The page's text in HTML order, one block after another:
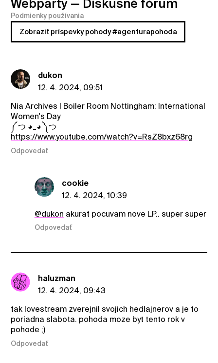
Webparty — Diskusné fórum
Podmienky používania
Zobraziť príspevky pohody #agenturapohoda
dukon
12. 4. 2024, 09:51
Nia Archives | Boiler Room Nottingham: International
Women's Day
༼ つ ◕_◕ ༽つ
https://www.youtube.com/watch?v=RsZ8bxz68rg
Odpovedať
cookie
12. 4. 2024, 10:39
@dukon akurat pocuvam nove LP.. super super
Odpovedať
haluzman
12. 4. 2024, 09:43
tak lovestream zverejnil svojich hedlajnerov a je to
poriadna slabota. pohoda moze byt tento rok v
pohode ;)
Odpovedať